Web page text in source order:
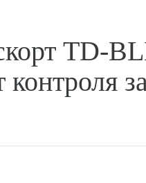
TD-
контроля